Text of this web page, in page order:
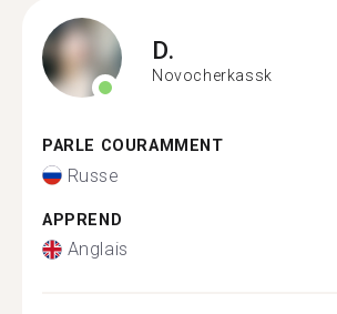
D.
Novocherkassk
PARLE COURAMMENT
Russe
APPREND
Anglais